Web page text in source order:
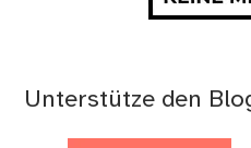
Unterstütze den